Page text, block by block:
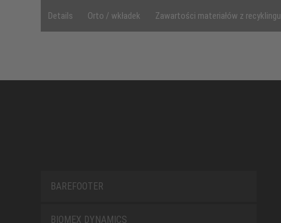
Details Orto / wkładek Zawartości materiałów z recyklingu
BAREFOOTER
BIOMEX DYNAMICS